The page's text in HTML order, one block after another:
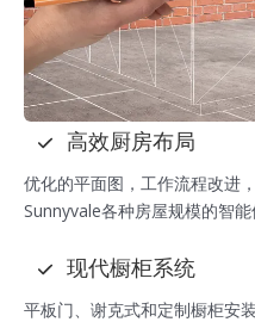
高效厨房布局
优化的平面图，工作流程改进
Sunnyvale各种房屋规模的智能
现代橱柜系统
平板门、谢克式和定制橱柜安